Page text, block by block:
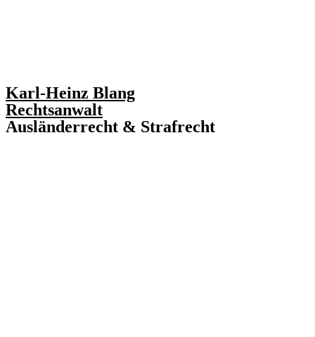
Karl-Heinz Blang
Rechtsanwalt
Ausländerrecht & Strafrecht